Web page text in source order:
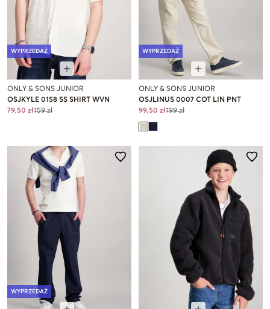
WYPRZEDAŻ
ONLY & SONS JUNIOR
OSJKYLE 0158 SS SHIRT WVN
79,50 zł159 zł
WYPRZEDAŻ
ONLY & SONS JUNIOR
OSJLINUS 0007 COT LIN PNT
99,50 zł199 zł
WYPRZEDAŻ